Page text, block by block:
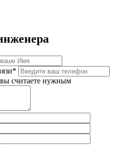
считаете нужным